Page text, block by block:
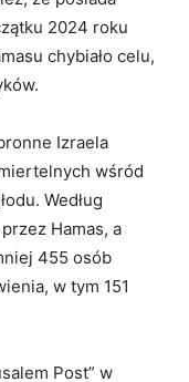
2024 roku
chybiało celu,
Izraela
wśród
Według
Hamas, a
455 osób
w tym 151
Post” w